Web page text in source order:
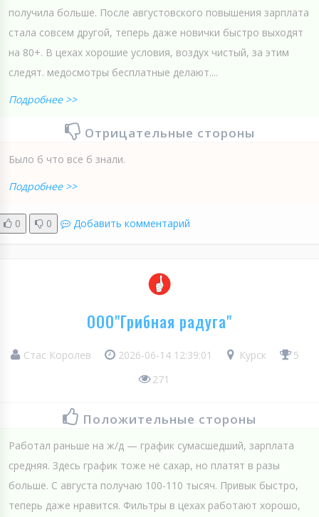
получила больше. После августовского повышения зарплата
стала совсем другой, теперь даже новички быстро выходят
на 80+. В цехах хорошие условия, воздух чистый, за этим
следят. медосмотры бесплатные делают....
Подробнее >>
Отрицательные стороны
Было б что все б знали.
Подробнее >>
0 0 Добавить комментарий
ООО"Грибная радуга"
Стас Королев 2026-06-14 12:39:01 Курск
5
271
Положительные стороны
Работал раньше на ж/д — график сумасшедший, зарплата
средняя. Здесь график тоже не сахар, но платят в разы
больше. С августа получаю 100-110 тысяч. Привык быстро,
теперь даже нравится. Фильтры в цехах работают хорошо,